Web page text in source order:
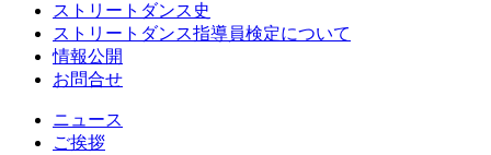
ストリートダンス史
ストリートダンス指導員検定について
情報公開
お問合せ
ニュース
ご挨拶